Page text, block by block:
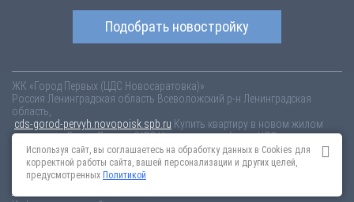
Подобрать новостройку
ЖК «Город Первых (ЦДС Новосаратовка)»
Россия Ленинградская область Всеволожский р-н Ленинградская
область,
cds-gorod-pervyh.novopoisk.spb.ru Купить квартиру в новом жилом
комплексе «Город Первых (ЦДС Новосаратовка)» от «ЦДС» во
Всеволожском районе. Квартиры различных планировок от 4.05 млн
рублей!
Используя сайт, вы соглашаетесь на обработку данных в Cookies для
корректной работы сайта, вашей персонализации и других целей,
предусмотренных Политикой